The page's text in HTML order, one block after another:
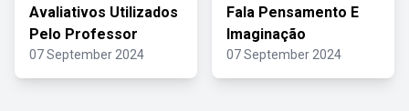
Avaliativos Utilizados
Pelo Professor
07 September 2024
Fala Pensamento E
Imaginação
07 September 2024